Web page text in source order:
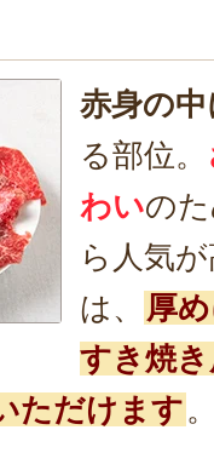
赤身の
る部位。
わいの
ら人気
は、
厚
すき焼
ただけます